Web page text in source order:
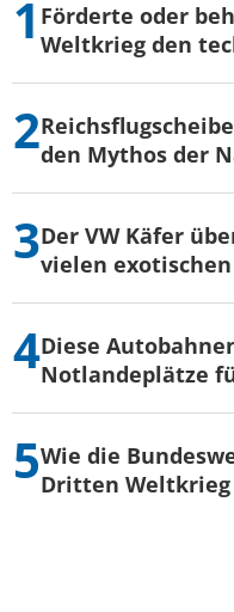
Förderte oder
Weltkrieg den
den Mythos der
Der VW Käfer
vielen
Diese
Notlandeplätze
Wie die
Dritten